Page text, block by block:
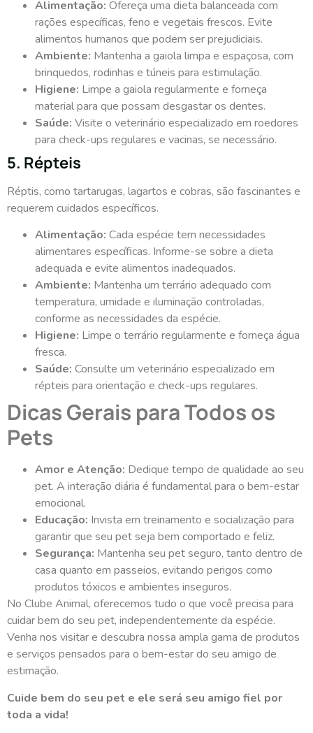
Alimentação: Ofereça uma dieta balanceada com
rações específicas, feno e vegetais frescos. Evite
alimentos humanos que podem ser prejudiciais.
Ambiente: Mantenha a gaiola limpa e espaçosa, com
brinquedos, rodinhas e túneis para estimulação.
Higiene: Limpe a gaiola regularmente e forneça
material para que possam desgastar os dentes.
Saúde: Visite o veterinário especializado em roedores
para check-ups regulares e vacinas, se necessário.
5. Répteis
Réptis, como tartarugas, lagartos e cobras, são fascinantes e
requerem cuidados específicos.
Alimentação: Cada espécie tem necessidades
alimentares específicas. Informe-se sobre a dieta
adequada e evite alimentos inadequados.
Ambiente: Mantenha um terrário adequado com
temperatura, umidade e iluminação controladas,
conforme as necessidades da espécie.
Higiene: Limpe o terrário regularmente e forneça água
fresca.
Saúde: Consulte um veterinário especializado em
répteis para orientação e check-ups regulares.
Dicas Gerais para Todos os
Pets
Amor e Atenção: Dedique tempo de qualidade ao seu
pet. A interação diária é fundamental para o bem-estar
emocional.
Educação: Invista em treinamento e socialização para
garantir que seu pet seja bem comportado e feliz.
Segurança: Mantenha seu pet seguro, tanto dentro de
casa quanto em passeios, evitando perigos como
produtos tóxicos e ambientes inseguros.
No Clube Animal, oferecemos tudo o que você precisa para
cuidar bem do seu pet, independentemente da espécie.
Venha nos visitar e descubra nossa ampla gama de produtos
e serviços pensados para o bem-estar do seu amigo de
estimação.
Cuide bem do seu pet e ele será seu amigo fiel por
toda a vida!